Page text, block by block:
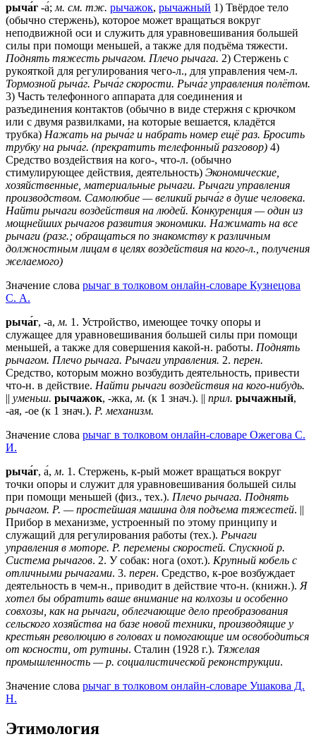
рыча́г -а́; м. см. тж. рычажок, рычажный 1) Твёрдое тело
(обычно стержень), которое может вращаться вокруг
неподвижной оси и служить для уравновешивания большей
силы при помощи меньшей, а также для подъёма тяжести.
Поднять тяжесть рычагом. Плечо рычага. 2) Стержень с
рукояткой для регулирования чего-л., для управления чем-л.
Тормозной рыча́г. Рыча́г скорости. Рыча́г управления полётом.
3) Часть телефонного аппарата для соединения и
разъединения контактов (обычно в виде стержня с крючком
или с двумя развилками, на которые вешается, кладётся
трубка) Нажать на рыча́г и набрать номер ещё раз. Бросить
трубку на рыча́г. (прекратить телефонный разговор) 4)
Средство воздействия на кого-, что-л. (обычно
стимулирующее действия, деятельность) Экономические,
хозяйственные, материальные рычаги. Рычаги управления
производством. Самолюбие — великий рыча́г в душе человека.
Найти рычаги воздействия на людей. Конкуренция — один из
мощнейших рычагов развития экономики. Нажимать на все
рычаги (разг.; обращаться по знакомству к различным
должностным лицам в целях воздействия на кого-л., получения
желаемого)
Значение слова рычаг в толковом онлайн-словаре Кузнецова
С. А.
рыча́г, -а, м. 1. Устройство, имеющее точку опоры и
служащее для уравновешивания большей силы при помощи
меньшей, а также для совершения какой-н. работы. Поднять
рычагом. Плечо рычага. Рычаги управления. 2. перен.
Средство, которым можно возбудить деятельность, привести
что-н. в действие. Найти рычаги воздействия на кого-нибудь.
|| уменьш. рычажок, -жка, м. (к 1 знач.). || прил. рычажный,
-ая, -ое (к 1 знач.). Р. механизм.
Значение слова рычаг в толковом онлайн-словаре Ожегова C.
И.
рыча́г, а́, м. 1 . Стержень, к-рый может вращаться вокруг
точки опоры и служит для уравновешивания большей силы
при помощи меньшей (физ., тех.). Плечо рычага. Поднять
рычагом. Р. — простейшая машина для подъема тяжестей. ||
Прибор в механизме, устроенный по этому принципу и
служащий для регулирования работы (тех.). Рычаги
управления в моторе. Р. перемены скоростей. Спускной р.
Система рычагов. 2. У собак: нога (охот.). Крупный кобель с
отличными рычагами. 3. перен. Средство, к-рое возбуждает
деятельность в чем-н., приводит в действие что-н. (книжн.). Я
хотел бы обратить ваше внимание на колхозы и особенно
совхозы, как на рычаги, облегчающие дело преобразования
сельского хозяйства на базе новой техники, производящие у
крестьян революцию в головах и помогающие им освободиться
от косности, от рутины. Сталин (1928 г.). Тяжелая
промышленность — р. социалистической реконструкции.
Значение слова рычаг в толковом онлайн-словаре Ушакова Д.
Н.
Этимология